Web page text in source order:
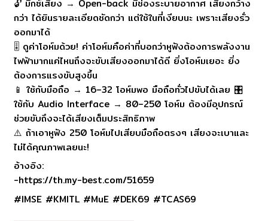
🔓 มิกซ์เสียง → Open-back มีช่องระบายอากาศ เสียงกว้าง
กว่า ได้ยินรายละเอียดชัดกว่า แต่ใช้ในที่เงียบนะ เพราะเสียงรั่ว
ออกมาได้
🎚️ ดูค่าโอห์มด้วย! ค่าโอห์มคือค่าที่บอกว่าหูฟังต้องการพลังงาน
ไฟฟ้ามากแค่ไหนถึงจะขับเสียงออกมาได้ดี ยิ่งโอห์มเยอะ ยิ่ง
ต้องการแรงขับสูงขึ้น
📱 ใช้กับมือถือ → 16–32 โอห์มพอ มือถือทั่วไปขับได้เลย 🎛️
ใช้กับ Audio Interface → 80–250 โอห์ม ต้องมีอุปกรณ์
ช่วยขับถึงจะได้เสียงเต็มประสิทธิภาพ
⚠️ ถ้าเอาหูฟัง 250 โอห์มไปเสียบมือถือตรงๆ เสียงจะเบาและ
ไม่ได้คุณภาพเลยนะ!
อ้างอิง:
-https://th.my-best.com/51659
#IMSE #KMITL #MuE #DEK69 #TCAS69